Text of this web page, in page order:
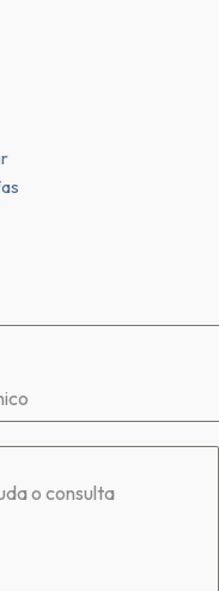
o consulta